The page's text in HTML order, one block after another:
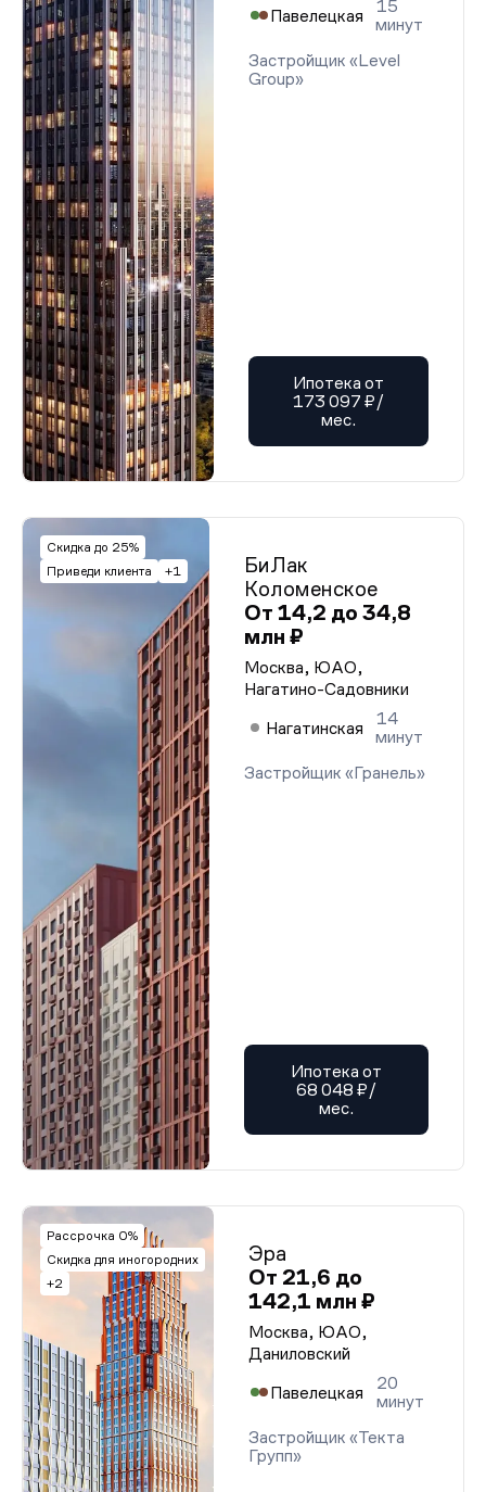
Павелецкая
15
минут
Застройщик «Level
Group»
Ипотека от
173 097 ₽/
мес.
Скидка до 25%
Приведи клиента
+1
БиЛак
Коломенское
От 14,2 до 34,8
млн ₽
Москва, ЮАО,
Нагатино-Садовники
Нагатинская
14
минут
Застройщик «Гранель»
Ипотека от
68 048 ₽/
мес.
Рассрочка 0%
Скидка для иногородних
+2
Эра
От 21,6 до
142,1 млн ₽
Москва, ЮАО,
Даниловский
Павелецкая
20
минут
Застройщик «Текта
Групп»